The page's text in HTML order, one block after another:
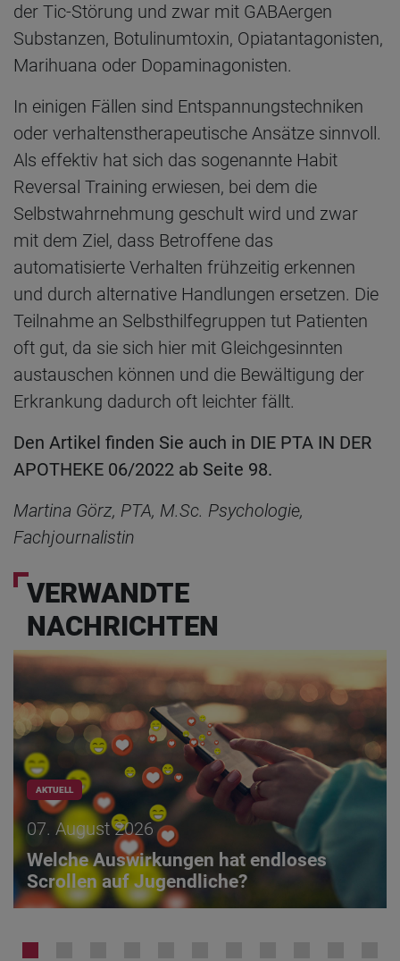
der Tic-Störung und zwar mit GABAergen
Substanzen, Botulinumtoxin, Opiatantagonisten,
Marihuana oder Dopaminagonisten.
In einigen Fällen sind Entspannungstechniken
oder verhaltenstherapeutische Ansätze sinnvoll.
Als effektiv hat sich das sogenannte Habit
Reversal Training erwiesen, bei dem die
Selbstwahrnehmung geschult wird und zwar
mit dem Ziel, dass Betroffene das
automatisierte Verhalten frühzeitig erkennen
und durch alternative Handlungen ersetzen. Die
Teilnahme an Selbsthilfegruppen tut Patienten
oft gut, da sie sich hier mit Gleichgesinnten
austauschen können und die Bewältigung der
Erkrankung dadurch oft leichter fällt.
Den Artikel finden Sie auch in DIE PTA IN DER
APOTHEKE 06/2022 ab Seite 98.
Martina Görz, PTA, M.Sc. Psychologie,
Fachjournalistin
VERWANDTE
NACHRICHTEN
AKTUELL
07. August 2026
Welche Auswirkungen hat endloses
Scrollen auf Jugendliche?